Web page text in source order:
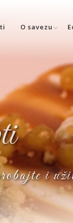
O savezu
i